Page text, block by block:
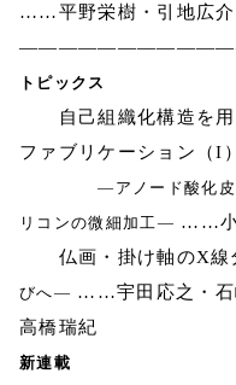
……平野栄樹・引地広介
トピックス
自己組織化構造を用
ファブリケーション（I）
―アノード酸化皮
リコンの微細加工― ……小
仏画・掛け軸のX線
びへ― ……宇田応之・石
高橋瑞紀
新連載